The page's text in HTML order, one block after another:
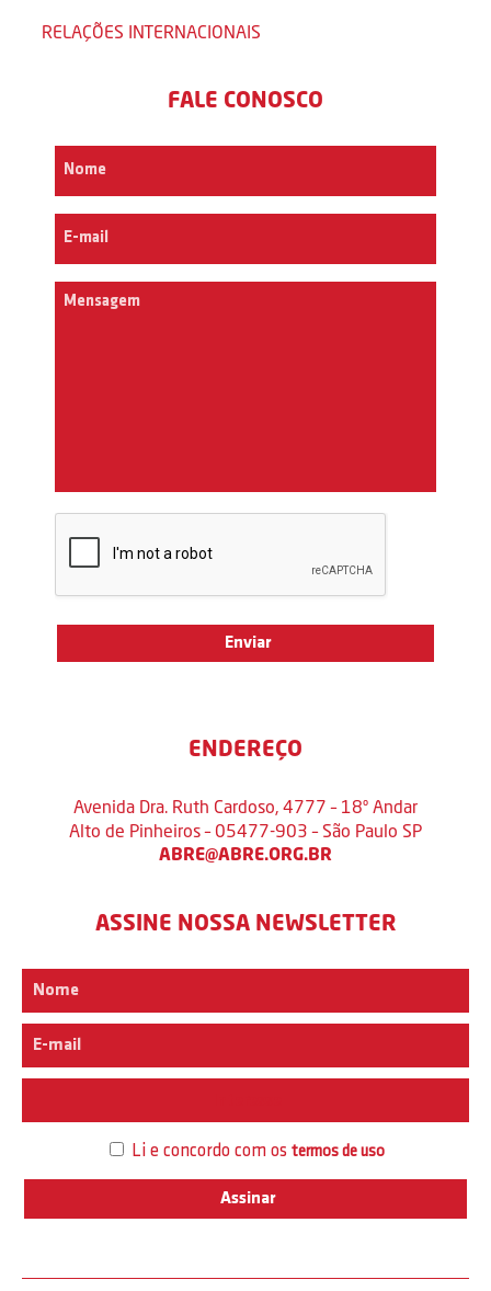
RELAÇÕES INTERNACIONAIS
FALE CONOSCO
ENDEREÇO
Avenida Dra. Ruth Cardoso, 4777 – 18º Andar
Alto de Pinheiros – 05477-903 – São Paulo SP
ABRE@ABRE.ORG.BR
ASSINE NOSSA NEWSLETTER
Li e concordo com os termos de uso